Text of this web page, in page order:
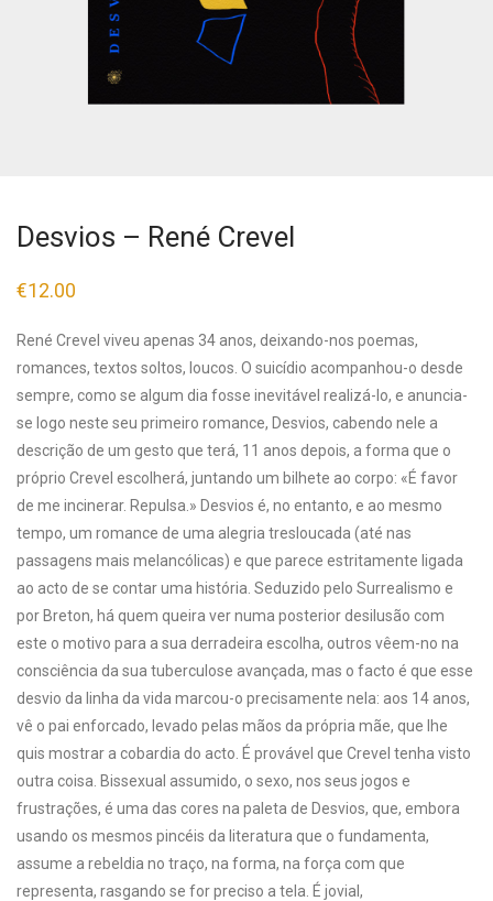
Desvios – René Crevel
€12.00
René Crevel viveu apenas 34 anos, deixando-nos poemas,
romances, textos soltos, loucos. O suicídio acompanhou-o desde
sempre, como se algum dia fosse inevitável realizá-lo, e anuncia-
se logo neste seu primeiro romance, Desvios, cabendo nele a
descrição de um gesto que terá, 11 anos depois, a forma que o
próprio Crevel escolherá, juntando um bilhete ao corpo: «É favor
de me incinerar. Repulsa.» Desvios é, no entanto, e ao mesmo
tempo, um romance de uma alegria tresloucada (até nas
passagens mais melancólicas) e que parece estritamente ligada
ao acto de se contar uma história. Seduzido pelo Surrealismo e
por Breton, há quem queira ver numa posterior desilusão com
este o motivo para a sua derradeira escolha, outros vêem-no na
consciência da sua tuberculose avançada, mas o facto é que esse
desvio da linha da vida marcou-o precisamente nela: aos 14 anos,
vê o pai enforcado, levado pelas mãos da própria mãe, que lhe
quis mostrar a cobardia do acto. É provável que Crevel tenha visto
outra coisa. Bissexual assumido, o sexo, nos seus jogos e
frustrações, é uma das cores na paleta de Desvios, que, embora
usando os mesmos pincéis da literatura que o fundamenta,
assume a rebeldia no traço, na forma, na força com que
representa, rasgando se for preciso a tela. É jovial,